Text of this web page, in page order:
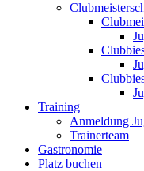
Training
Anmeldung
Trainerteam
Gastronomie
Platz buchen